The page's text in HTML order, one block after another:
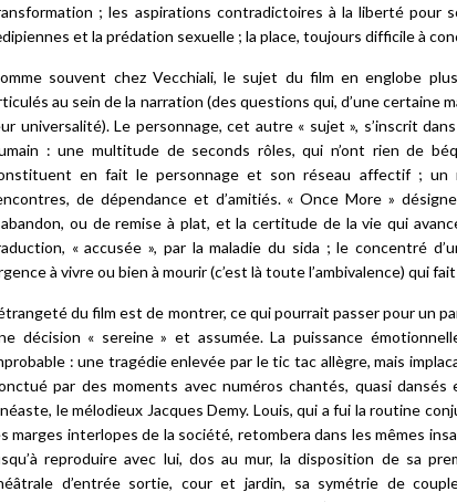
; les aspirations contradictoires à la liberté pour
et la prédation sexuelle ; la place, toujours difficile à
souvent chez Vecchiali, le sujet du film en englobe
au sein de la narration (des questions qui, d’une certaine
universalité). Le personnage, cet autre « sujet », s’inscrit
: une multitude de seconds rôles, qui n’ont rien de
en fait le personnage et son réseau affectif ; un
de dépendance et d’amitiés. « Once More »
ou de remise à plat, et la certitude de la vie qui
« accusée », par la maladie du sida ; le concentré
à vivre ou bien à mourir (c’est là toute l’ambivalence) qui
du film est de montrer, ce qui pourrait passer pour un
décision « sereine » et assumée. La puissance
: une tragédie enlevée par le tic tac allègre, mais
par des moments avec numéros chantés, quasi
le mélodieux Jacques Demy. Louis, qui a fui la routine
marges interlopes de la société, retombera dans les mêmes
reproduire avec lui, dos au mur, la disposition de sa
d’entrée sortie, cour et jardin, sa symétrie de